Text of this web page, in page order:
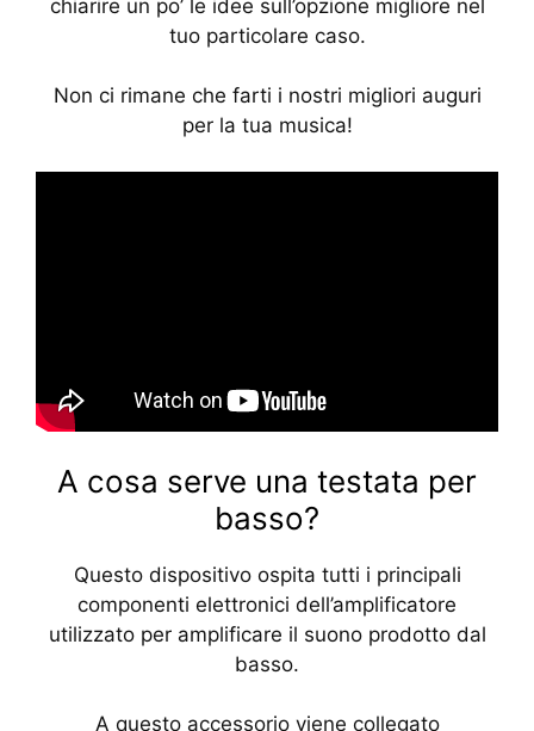
chiarire un po’ le idee sull’opzione migliore nel
tuo particolare caso.
Non ci rimane che farti i nostri migliori auguri
per la tua musica!
A cosa serve una testata per
basso?
Questo dispositivo ospita tutti i principali
componenti elettronici dell’amplificatore
utilizzato per amplificare il suono prodotto dal
basso.
A questo accessorio viene collegato